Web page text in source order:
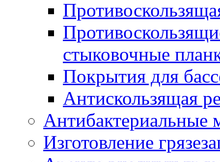
стыковочные
Покрытия для
Антискользящая
Антибактериальные
Изготовление